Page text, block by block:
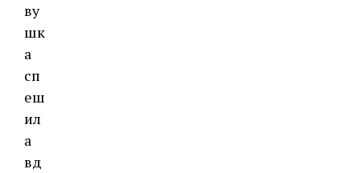
ву
шк
а
сп
еш
ил
а
вд